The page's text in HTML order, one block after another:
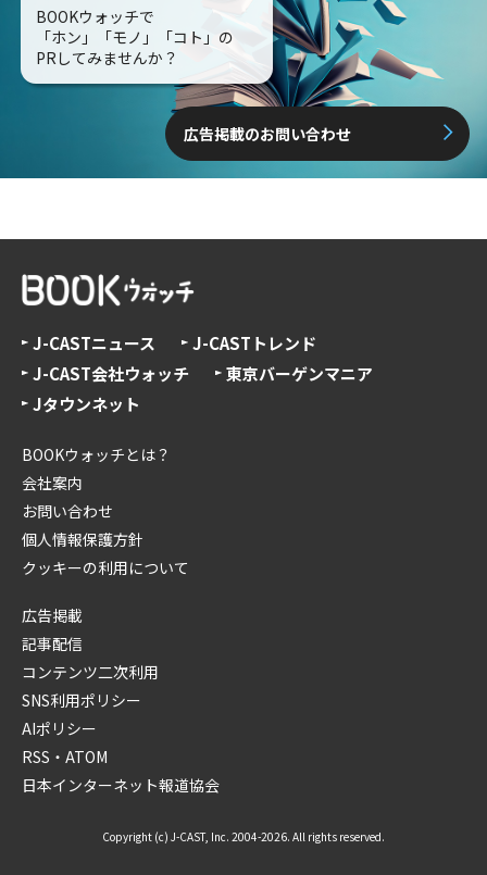
BOOKウォッチで
「ホン」「モノ」「コト」の
PRしてみませんか？
広告掲載のお問い合わせ
J-CASTニュース
J-CASTトレンド
J-CAST会社ウォッチ
東京バーゲンマニア
Jタウンネット
BOOKウォッチとは？
会社案内
お問い合わせ
個人情報保護方針
クッキーの利用について
広告掲載
記事配信
コンテンツ二次利用
SNS利用ポリシー
AIポリシー
RSS・ATOM
日本インターネット報道協会
Copyright (c) J-CAST, Inc. 2004-2026. All rights reserved.